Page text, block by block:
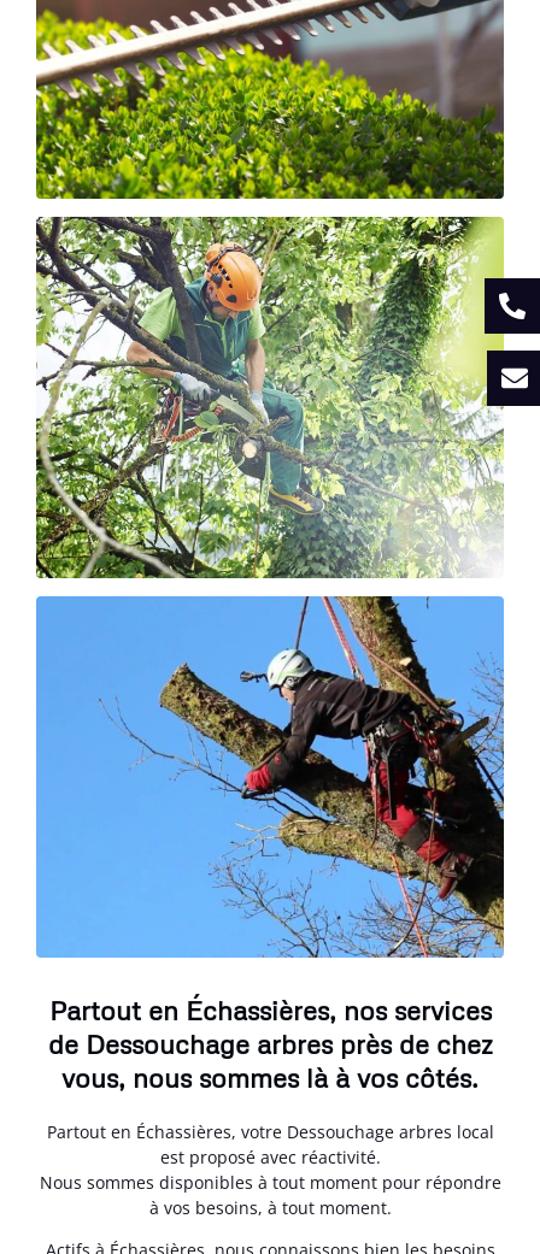
Partout en Échassières, nos services
de Dessouchage arbres près de chez
vous, nous sommes là à vos côtés.
Partout en Échassières, votre Dessouchage arbres local
est proposé avec réactivité.
Nous sommes disponibles à tout moment pour répondre
à vos besoins, à tout moment.